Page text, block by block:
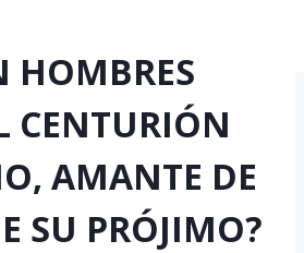
HOMBRES
CENTURIÓN
AMANTE DE
SU PRÓJIMO?